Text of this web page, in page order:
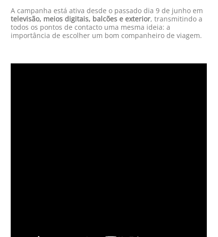
A campanha está ativa desde o passado dia 9 de junho em
televisão, meios digitais, balcões e exterior, transmitindo a
todos os pontos de contacto uma mesma ideia: a
importância de escolher um bom companheiro de viagem.